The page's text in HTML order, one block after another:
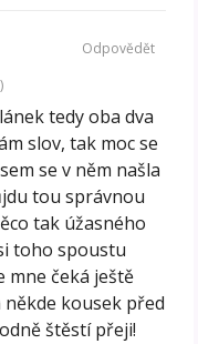
tedy oba dva
slov, tak moc se
se v něm našla
tou správnou
tak úžasného
toho spoustu
mne čeká ještě
někde kousek před
štěstí přeji!
Odpovědět